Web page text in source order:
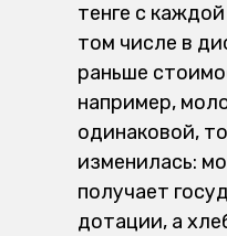
тенге с
том числе в
раньше
например,
одинаковой,
изменилась:
получает
дотации, а